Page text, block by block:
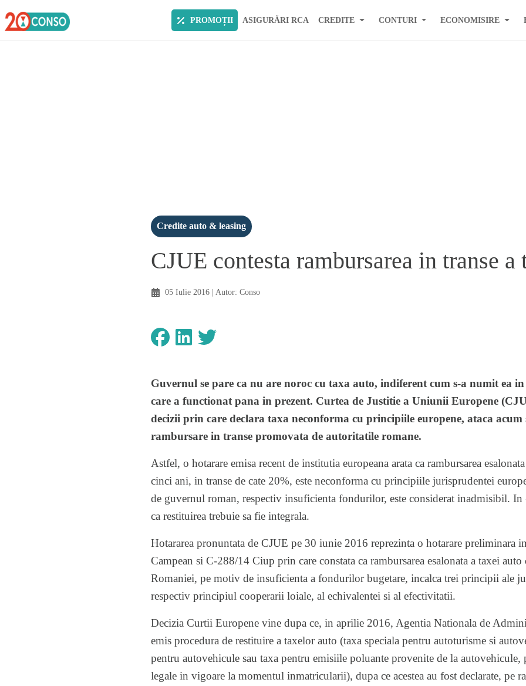
PROMOȚII ASIGURĂRI RCA CREDITE CONTURI ECONOMISIRE
Credite auto & leasing
CJUE contesta rambursarea in transe a
05 Iulie 2016| Autor: Conso
Guvernul se pare ca nu are noroc cu taxa auto, indiferent cum s-a numit ea
care a functionat pana in prezent. Curtea de Justitie a Uniunii Europene
decizii prin care declara taxa neconforma cu principiile europene, ataca acum
rambursare in transe promovata de autoritatile romane.
Astfel, o hotarare emisa recent de institutia europeana arata ca rambursarea
cinci ani, in transe de cate 20%, este neconforma cu principiile jurisprudentei
de guvernul roman, respectiv insuficienta fondurilor, este considerat inadmisibil. In
ca restituirea trebuie sa fie integrala.
Hotararea pronuntata de CJUE pe 30 iunie 2016 reprezinta o hotarare preliminara
Campean si C-288/14 Ciup prin care constata ca rambursarea esalonata a taxei
Romaniei, pe motiv de insuficienta a fondurilor bugetare, incalca trei principii ale
respectiv principiul cooperarii loiale, al echivalentei si al efectivitatii.
Decizia Curtii Europene vine dupa ce, in aprilie 2016, Agentia Nationala de
emis procedura de restituire a taxelor auto (taxa speciala pentru autoturisme si
pentru autovehicule sau taxa pentru emisiile poluante provenite de la
legale in vigoare la momentul inmatricularii), dupa ce acestea au fost declarate, pe